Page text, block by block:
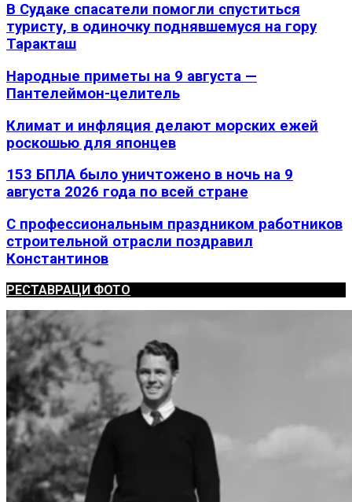
В Судаке спасатели помогли спуститься
туристу, в одиночку поднявшемуся на гору
Таракташ
Народные приметы на 9 августа —
Пантелеймон-целитель
Климат и инфляция делают морских ежей
роскошью для японцев
153 БПЛА было уничтожено в ночь на 9
августа 2026 года по всей стране
С профессиональным праздником работников
строительной отрасли поздравил
Константинов
РЕСТАВРАЦИ ФОТО